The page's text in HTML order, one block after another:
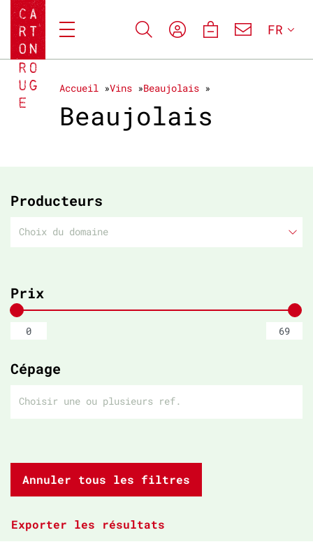
FR
Accueil Vins Beaujolais
Beaujolais
Producteurs
Choix du domaine
Prix
Cépage
Annuler tous les filtres
Exporter les résultats